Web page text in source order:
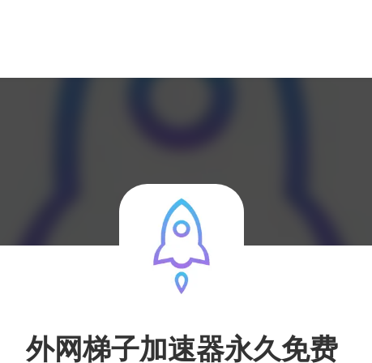
外网梯子加速器永久免费